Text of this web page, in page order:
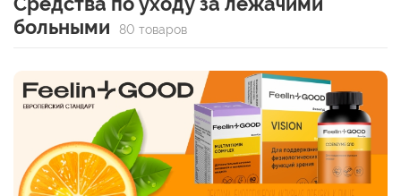
больными
80 товаров